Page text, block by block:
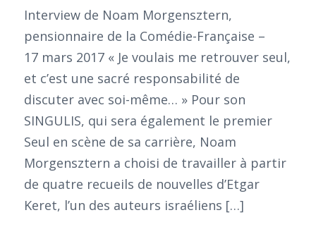
Interview de Noam Morgensztern,
pensionnaire de la Comédie-Française –
17 mars 2017 « Je voulais me retrouver seul,
et c’est une sacré responsabilité de
discuter avec soi-même… » Pour son
SINGULIS, qui sera également le premier
Seul en scène de sa carrière, Noam
Morgensztern a choisi de travailler à partir
de quatre recueils de nouvelles d’Etgar
Keret, l’un des auteurs israéliens […]